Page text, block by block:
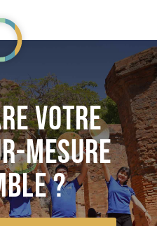
VOTRE
MESURE
?